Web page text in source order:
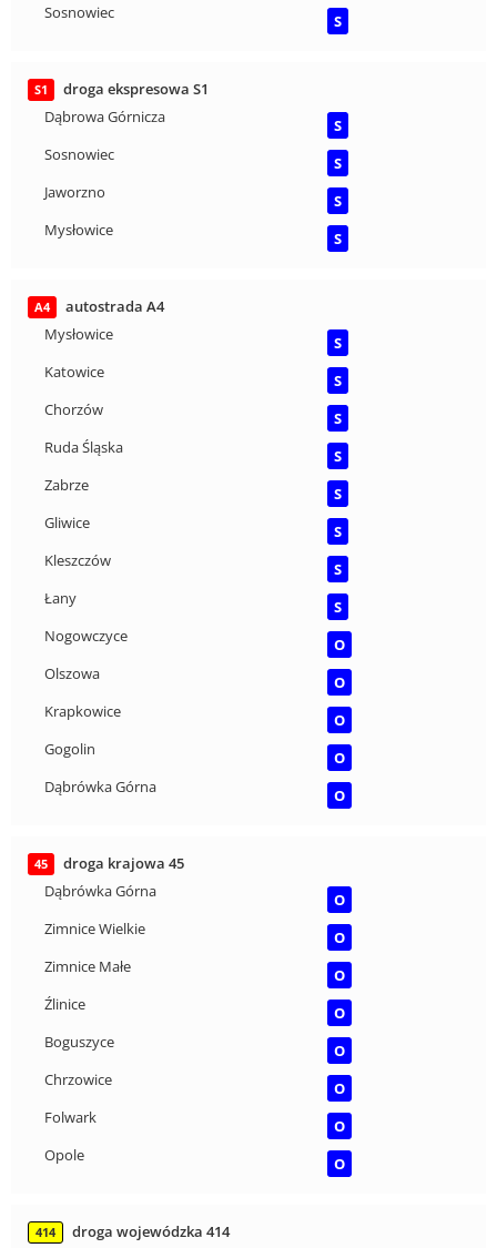
Sosnowiec
S
S1
droga ekspresowa S1
Dąbrowa Górnicza
S
Sosnowiec
S
Jaworzno
S
Mysłowice
S
A4
autostrada A4
Mysłowice
S
Katowice
S
Chorzów
S
Ruda Śląska
S
Zabrze
S
Gliwice
S
Kleszczów
S
Łany
S
Nogowczyce
O
Olszowa
O
Krapkowice
O
Gogolin
O
Dąbrówka Górna
O
45
droga krajowa 45
Dąbrówka Górna
O
Zimnice Wielkie
O
Zimnice Małe
O
Źlinice
O
Boguszyce
O
Chrzowice
O
Folwark
O
Opole
O
414 droga wojewódzka 414